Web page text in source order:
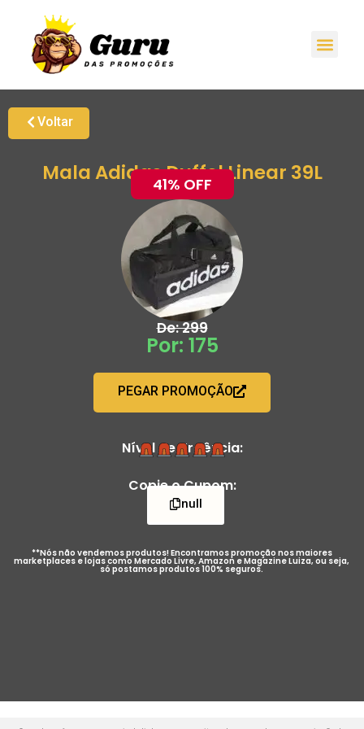
Voltar
Mala Adidas Duffel Linear 39L
41% OFF
De: 299
Por: 175
PEGAR PROMOÇÃO
Nível de Urgência:
Copie o Cupom:
null
**Nós não vendemos produtos! Encontramos promoção nos maiores
marketplaces e lojas como Mercado Livre, Amazon e Magazine Luiza, ou seja,
só postamos produtos 100% seguros.